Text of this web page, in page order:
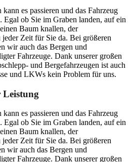
es passieren und das Fahrzeug
Egal ob Sie im Graben landen, auf ein
Baum knallen, der
Zeit für Sie da. Bei größeren
wir auch das Bergen und
Fahrzeuge. Dank unserer großen
und Bergefahrzeugen ist auch
und LKWs kein Problem für uns.
es passieren und das Fahrzeug
Egal ob Sie im Graben landen, auf ein
Baum knallen, der
Zeit für Sie da. Bei größeren
wir auch das Bergen und
Fahrzeuge. Dank unserer großen